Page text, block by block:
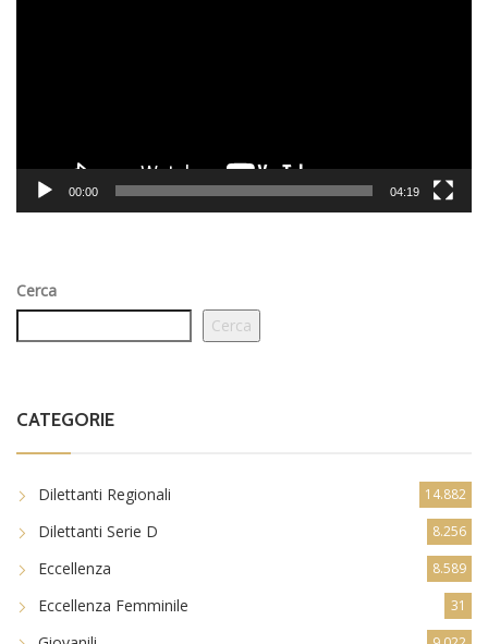
00:00 04:19
Cerca
Cerca
CATEGORIE
Dilettanti Regionali 14.882
Dilettanti Serie D 8.256
Eccellenza 8.589
Eccellenza Femminile 31